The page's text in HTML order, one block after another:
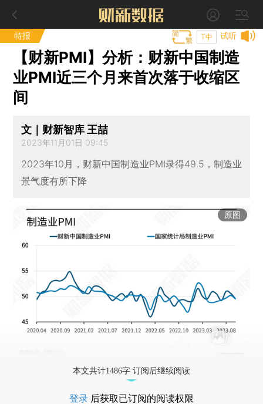
特报 试听
T中
【财新PMI】分析：财新中国制造
业PMI近三个月来首次落于收缩区
间
文｜财新智库 王喆
2023年11月01日 09:45
2023年10月，财新中国制造业PMI录得49.5，制造业
景气度有所下降
原图
本文共计1486字 订阅后继续阅读
登录 后获取已订阅的阅读权限